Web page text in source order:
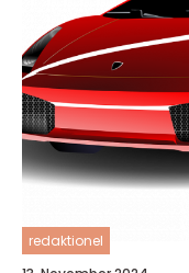
redaktionel